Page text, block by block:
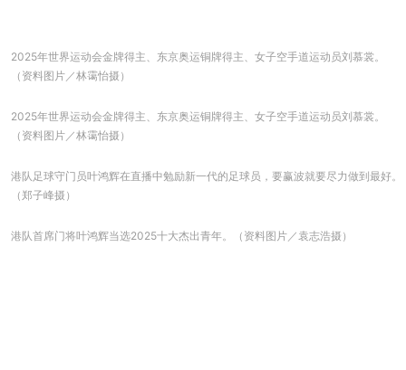
2025年世界运动会金牌得主、东京奥运铜牌得主、女子空手道运动员刘慕裳。
（资料图片／林霭怡摄）
2025年世界运动会金牌得主、东京奥运铜牌得主、女子空手道运动员刘慕裳。
（资料图片／林霭怡摄）
港队足球守门员叶鸿辉在直播中勉励新一代的⾜球员，要赢波就要尽⼒做到最好。
（郑子峰摄）
港队首席门将叶鸿辉当选2025十大杰出青年。（资料图片／袁志浩摄）